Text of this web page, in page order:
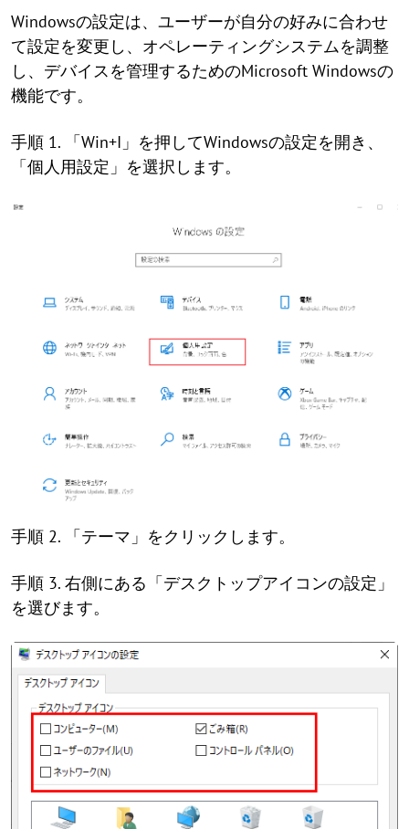
Windowsの設定は、ユーザーが自分の好みに合わせ
て設定を変更し、オペレーティングシステムを調整
し、デバイスを管理するためのMicrosoft Windowsの
機能です。
手順 1. 「Win+I」を押してWindowsの設定を開き、
「個人用設定」を選択します。
手順 2. 「テーマ」をクリックします。
手順 3. 右側にある「デスクトップアイコンの設定」
を選びます。